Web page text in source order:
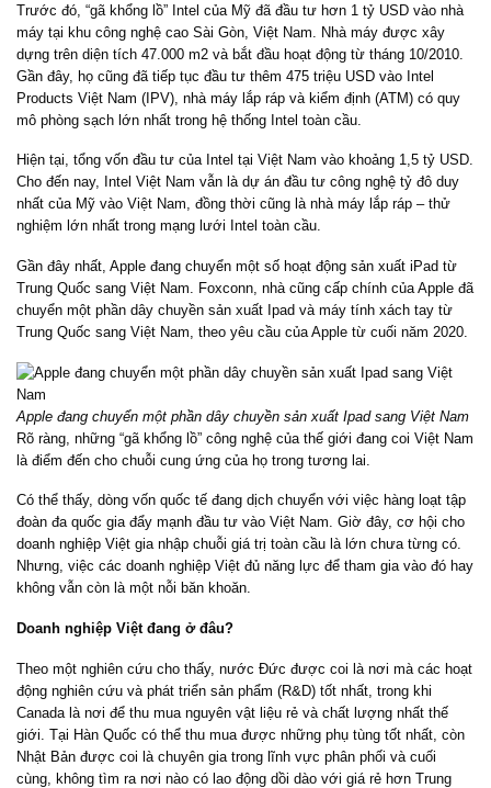
Trước đó, “gã khổng lồ” Intel của Mỹ đã đầu tư hơn 1 tỷ USD vào nhà
máy tại khu công nghệ cao Sài Gòn, Việt Nam. Nhà máy được xây
dựng trên diện tích 47.000 m2 và bắt đầu hoạt động từ tháng 10/2010.
Gần đây, họ cũng đã tiếp tục đầu tư thêm 475 triệu USD vào Intel
Products Việt Nam (IPV), nhà máy lắp ráp và kiểm định (ATM) có quy
mô phòng sạch lớn nhất trong hệ thống Intel toàn cầu.
Hiện tại, tổng vốn đầu tư của Intel tại Việt Nam vào khoảng 1,5 tỷ USD.
Cho đến nay, Intel Việt Nam vẫn là dự án đầu tư công nghệ tỷ đô duy
nhất của Mỹ vào Việt Nam, đồng thời cũng là nhà máy lắp ráp – thử
nghiệm lớn nhất trong mạng lưới Intel toàn cầu.
Gần đây nhất, Apple đang chuyển một số hoạt động sản xuất iPad từ
Trung Quốc sang Việt Nam. Foxconn, nhà cũng cấp chính của Apple đã
chuyển một phần dây chuyền sản xuất Ipad và máy tính xách tay từ
Trung Quốc sang Việt Nam, theo yêu cầu của Apple từ cuối năm 2020.
Apple đang chuyển một phần dây chuyền sản xuất Ipad sang Việt Nam
Rõ ràng, những “gã khổng lồ” công nghệ của thế giới đang coi Việt Nam
là điểm đến cho chuỗi cung ứng của họ trong tương lai.
Có thể thấy, dòng vốn quốc tế đang dịch chuyển với việc hàng loạt tập
đoàn đa quốc gia đẩy mạnh đầu tư vào Việt Nam. Giờ đây, cơ hội cho
doanh nghiệp Việt gia nhập chuỗi giá trị toàn cầu là lớn chưa từng có.
Nhưng, việc các doanh nghiệp Việt đủ năng lực để tham gia vào đó hay
không vẫn còn là một nỗi băn khoăn.
Doanh nghiệp Việt đang ở đâu?
Theo một nghiên cứu cho thấy, nước Đức được coi là nơi mà các hoạt
động nghiên cứu và phát triển sản phẩm (R&D) tốt nhất, trong khi
Canada là nơi để thu mua nguyên vật liệu rẻ và chất lượng nhất thế
giới. Tại Hàn Quốc có thể thu mua được những phụ tùng tốt nhất, còn
Nhật Bản được coi là chuyên gia trong lĩnh vực phân phối và cuối
cùng, không tìm ra nơi nào có lao động dồi dào với giá rẻ hơn Trung